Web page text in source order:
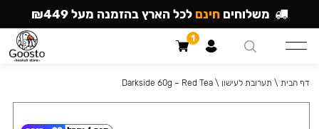
דף הבית \ תערובת לעישון \
Darkside 60g – Red Tea
משלוחים חינם לכל הארץ בהזמנה מעל ₪449
1